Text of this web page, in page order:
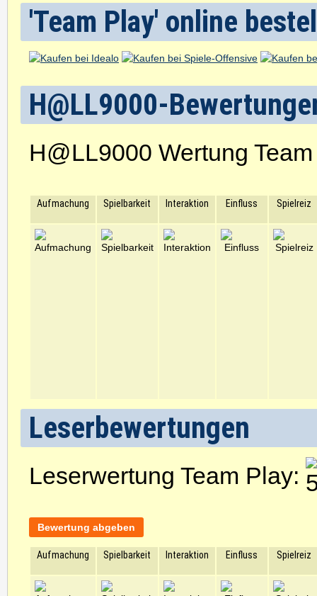
'Team Play' online
H@LL9000-
H@LL9000 Wertung
Aufmachung Spielbarkeit Interaktion Einfluss Spielreiz
Leserbewertungen
Leserwertung Team Play:
Bewertung abgeben
Aufmachung Spielbarkeit Interaktion Einfluss Spielreiz